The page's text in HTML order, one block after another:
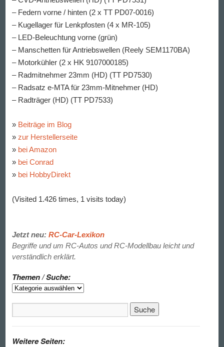
– Federn vorne / hinten (2 x TT PD07-0016)
– Kugellager für Lenkpfosten (4 x MR-105)
– LED-Beleuchtung vorne (grün)
– Manschetten für Antriebswellen (Reely SEM1170BA)
– Motorkühler (2 x HK 9107000185)
– Radmitnehmer 23mm (HD) (TT PD7530)
– Radsatz e-MTA für 23mm-Mitnehmer (HD)
– Radträger (HD) (TT PD7533)
» Beiträge im Blog
» zur Herstellerseite
» bei Amazon
» bei Conrad
» bei HobbyDirekt
(Visited 1.426 times, 1 visits today)
Jetzt neu: RC-Car-Lexikon
Begriffe und um RC-Autos und RC-Modellbau leicht und
verständlich erklärt.
Themen / Suche:
Weitere Seiten: